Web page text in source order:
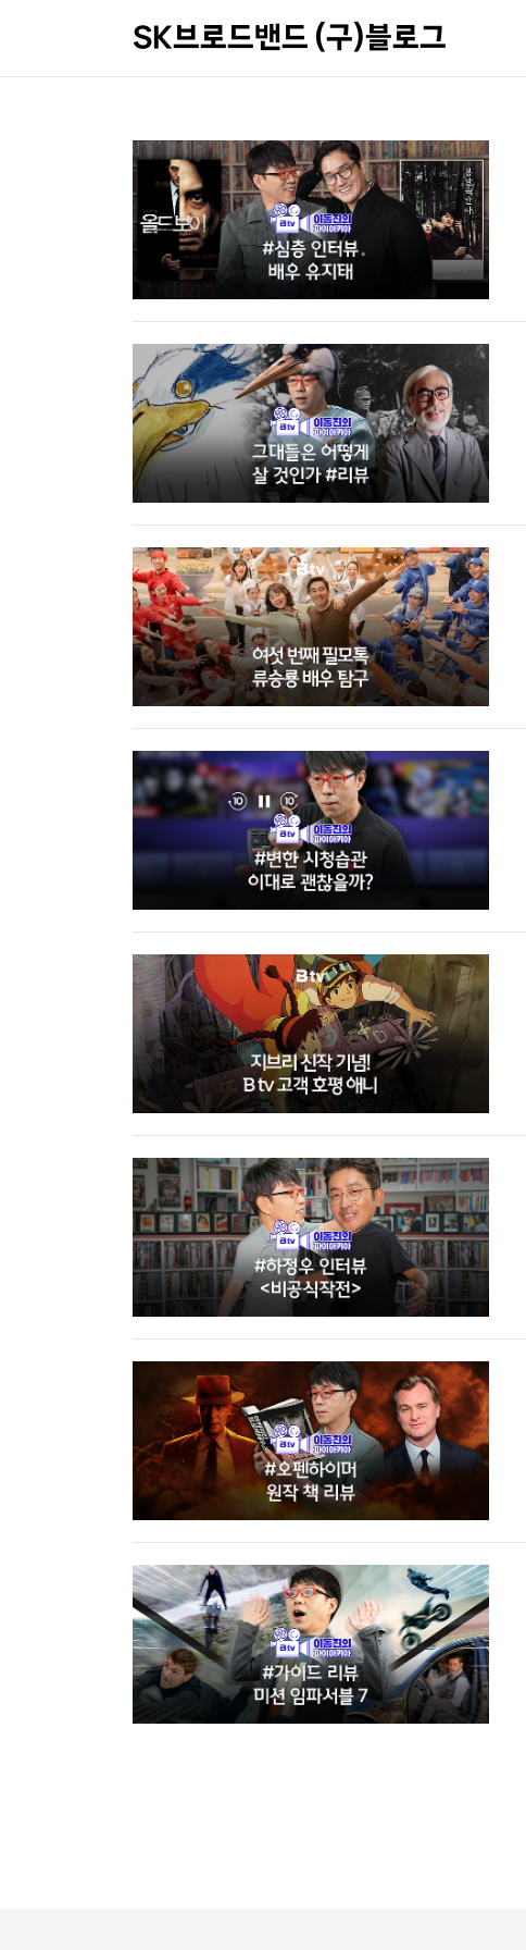
SK브로드밴드 (구)블로그